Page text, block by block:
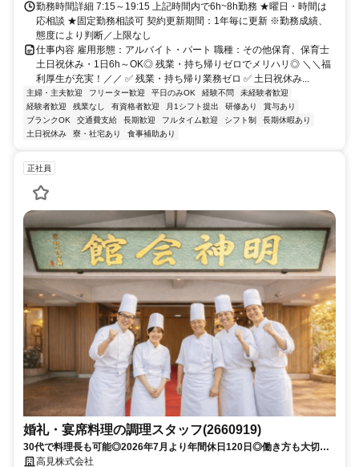
勤務時間詳細 7:15～19:15 上記時間内で6h~8h勤務 ★曜日・時間は
応相談 ★固定勤務相談可 契約更新期間：1年毎に更新 ※勤務成績、
態度により判断／上限なし
仕事内容 雇用形態：アルバイト・パート 職種：その他保育、保育士
土日祝休み・1日6h～OK◎ 残業・持ち帰りゼロでメリハリ◎ ＼＼福
利厚生が充実！／／ ✅ 残業・持ち帰り業務ゼロ ✅ 土日祝休み...
主婦・主夫歓迎 フリーター歓迎 平日のみOK 経験不問
未経験者歓迎
経験者歓迎
残業なし 有資格者歓迎 月1シフト提出 研修あり
賞与あり
ブランクOK
交通費支給 長期歓迎 フルタイム歓迎 シフト制
長期休暇あり
土日祝休み
寮・社宅あり 食事補助あり
正社員
婚礼・宴席料理の調理スタッフ(2660919)
30代で料理長も可能◎2026年7月より年間休日120日◎働き方も大切に
できる♪料理人として成長したい方歓迎
高見株式会社